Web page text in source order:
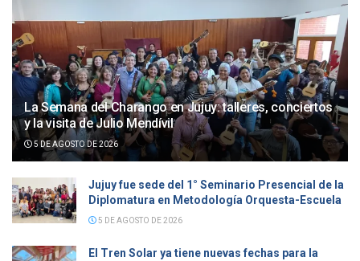
La Semana del Charango en Jujuy: talleres, conciertos
y la visita de Julio Mendívil
5 DE AGOSTO DE 2026
Jujuy fue sede del 1° Seminario Presencial de la
Diplomatura en Metodología Orquesta-Escuela
5 DE AGOSTO DE 2026
El Tren Solar ya tiene nuevas fechas para la